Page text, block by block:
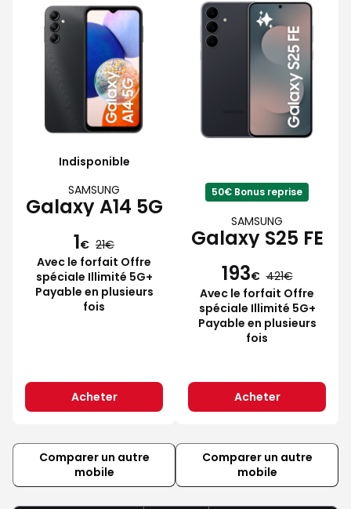
Indisponible
SAMSUNG
Galaxy A14 5G
1€ 21
Avec le forfait Offre
spéciale Illimité 5G+
Payable en plusieurs
fois
Acheter
50€ Bonus reprise
SAMSUNG
Galaxy S25 FE
193€ 421
Avec le forfait Offre
spéciale Illimité 5G+
Payable en plusieurs
fois
Acheter
Comparer un autre
mobile
Comparer un autre
mobile